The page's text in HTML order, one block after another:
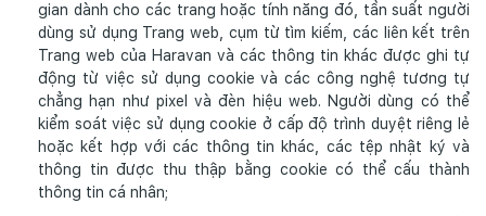
gian dành cho các trang hoặc tính năng đó, tần suất người
dùng sử dụng Trang web, cụm từ tìm kiếm, các liên kết trên
Trang web của Haravan và các thông tin khác được ghi tự
động từ việc sử dụng cookie và các công nghệ tương tự
chẳng hạn như pixel và đèn hiệu web. Người dùng có thể
kiểm soát việc sử dụng cookie ở cấp độ trình duyệt riêng lẻ
hoặc kết hợp với các thông tin khác, các tệp nhật ký và
thông tin được thu thập bằng cookie có thể cấu thành
thông tin cá nhân;